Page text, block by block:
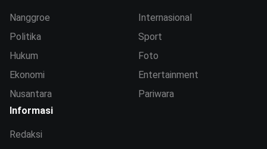
Nanggroe
Politika
Hukum
Ekonomi
Nusantara
Internasional
Sport
Foto
Entertainment
Pariwara
Informasi
Redaksi